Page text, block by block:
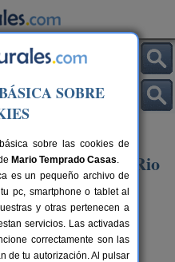
San Rafael del Rio
SOBRE
sobre las cookies de
Mario Temprado Casas.
es un pequeño archivo de
pc, smartphone o tablet al
y otras pertenecen a
servicios. Las activadas
correctamente son las
de tu autorización. Al pulsar